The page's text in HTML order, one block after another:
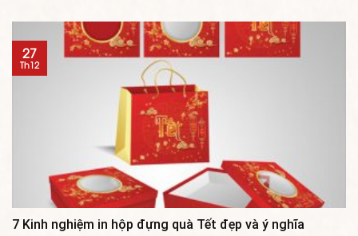
7 Kinh nghiệm in hộp đựng quà Tết đẹp và ý nghĩa
27
Th12